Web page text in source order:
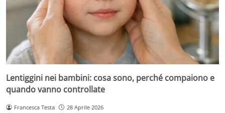
Lentiggini nei bambini: cosa sono, perché compaiono e
quando vanno controllate
Francesca Testa 28 Aprile 2026